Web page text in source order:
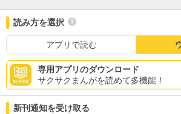
読み方を選択
アプリで読む
専用アプリのダウンロード
サクサクまんがを読めて多機能！
新刊通知を受け取る